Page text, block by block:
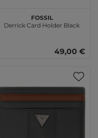
FOSSIL
Derrick Card Holder Black
49,00 €